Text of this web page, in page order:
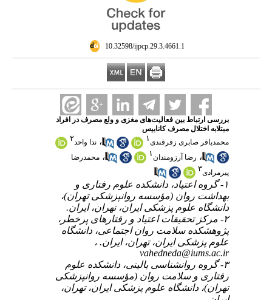
‎ 10.32598/ijpcp.29.3.4661.1
بررسی ارتباط بین فعالیت‌های مغزی و ولع مصرف در افراد
مبتلابه اختلال مصرف کانابیس
محمدباقر صابری زفرقندی۱ ، ندا واحد۲
، رضا آرزومندان۱ ، محمدرضا
پیرمرادی۳
۱- گروه اعتیاد، دانشکده علوم رفتاری و
بهداشت روان (مؤسسه روانپزشکی تهران)،
دانشگاه علوم پزشکی ایران، تهران، ایران.
۲- مرکز تحقیقات اعتیاد و رفتارهای پرخطر،
پژوهشکده سلامت روان اجتماعی، دانشگاه
علوم پزشکی ایران، تهران، ایران. ،
vahedneda@iums.ac.ir
۳- گروه روانشناسی بالینی، دانشکده علوم
رفتاری و سلامت روان (مؤسسه روانپزشکی
تهران)، دانشگاه علوم پزشکی ایران، تهران،